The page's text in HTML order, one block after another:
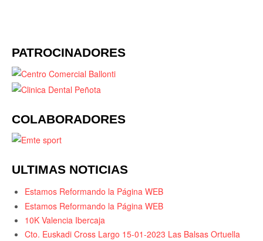
PATROCINADORES
COLABORADORES
ULTIMAS NOTICIAS
Estamos Reformando la Página WEB
Estamos Reformando la Página WEB
10K Valencia Ibercaja
Cto. Euskadi Cross Largo 15-01-2023 Las Balsas Ortuella